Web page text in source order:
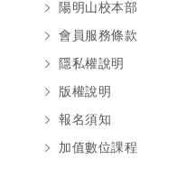
陽明山校本部
會員服務條款
隱私權說明
版權說明
報名須知
加值數位課程